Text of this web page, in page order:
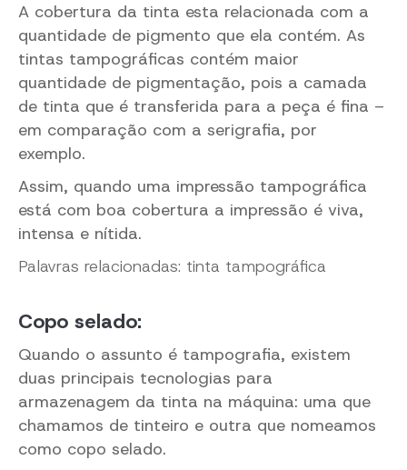
A cobertura da tinta esta relacionada com a
quantidade de pigmento que ela contém. As
tintas tampográficas contém maior
quantidade de pigmentação, pois a camada
de tinta que é transferida para a peça é fina –
em comparação com a serigrafia, por
exemplo.
Assim, quando uma impressão tampográfica
está com boa cobertura a impressão é viva,
intensa e nítida.
Palavras relacionadas: tinta tampográfica
Copo selado:
Quando o assunto é tampografia, existem
duas principais tecnologias para
armazenagem da tinta na máquina: uma que
chamamos de tinteiro e outra que nomeamos
como copo selado.